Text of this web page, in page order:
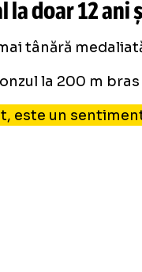
doar 12 ani
tânără
la 200 m
este un